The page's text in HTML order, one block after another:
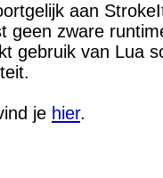
aan
geen zware
gebruik van Lua
je hier.